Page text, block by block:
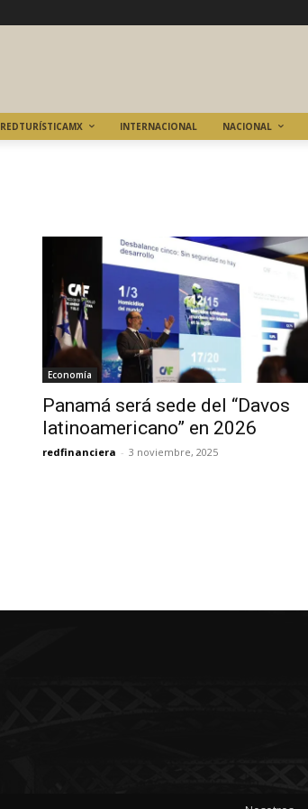
REDTURÍSTICAMX INTERNACIONAL NACIONAL
Economía
Panamá será sede del “Davos
latinoamericano” en 2026
redfinanciera - 3 noviembre, 2025